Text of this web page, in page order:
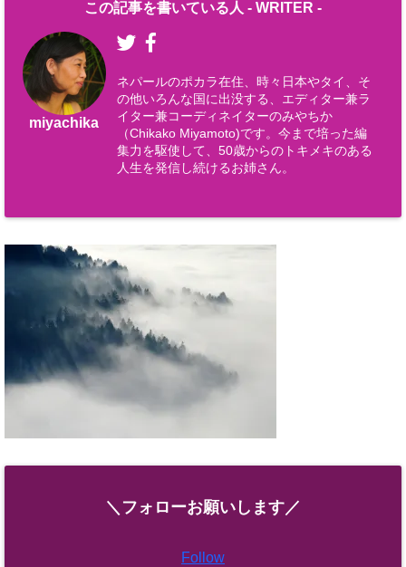
この記事を書いている人 - WRITER -
miyachika
ネパールのポカラ在住、時々日本やタイ、そ
の他いろんな国に出没する、エディター兼ラ
イター兼コーディネイターのみやちか
（Chikako Miyamoto)です。今まで培った編
集力を駆使して、50歳からのトキメキのある
人生を発信し続けるお姉さん。
＼フォローお願いします／
Follow